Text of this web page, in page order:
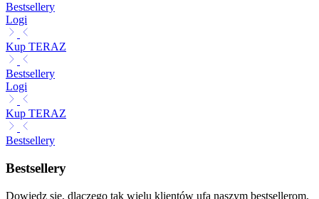
Bestsellery
Logi
Kup TERAZ
Bestsellery
Logi
Kup TERAZ
Bestsellery
Bestsellery
Dowiedz się, dlaczego tak wielu klientów ufa naszym bestsellerom,